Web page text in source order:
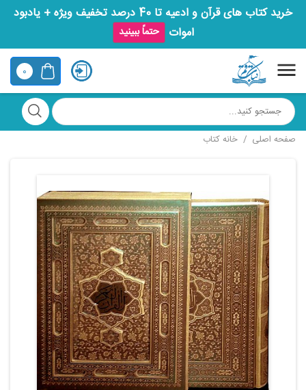
خرید کتاب های قرآن و ادعیه تا 40 درصد تخفیف ویژه + یادبود
اموات
حتماً ببینید
0
صفحه اصلی خانه کتاب